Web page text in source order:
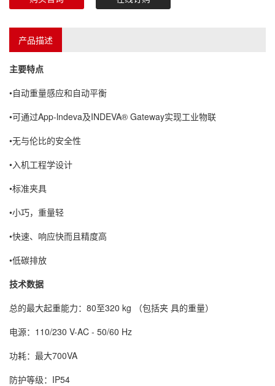
产品描述
主要特点
•自动重量感应和自动平衡
•可通过App-lndeva及INDEVA® Gateway实现工业物联
•无与伦比的安全性
•入机工程学设计
•标准夹具
•小巧，重量轻
•快速、响应快而且精度高
•低碳排放
技术数据
总的最大起重能力：80至320 kg （包括夹 具的重量）
电源：110/230 V-AC - 50/60 Hz
功耗：最大700VA
防护等级：IP54